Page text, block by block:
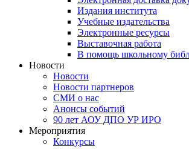
Издания института
Учебные издательства
Электронные ресурсы
Выставочная работа
В помощь школьному
Новости
Новости
Новости партнеров
СМИ о нас
Анонсы событий
90 лет АОУ ДПО УР ИРО
Мероприятия
Конкурсы